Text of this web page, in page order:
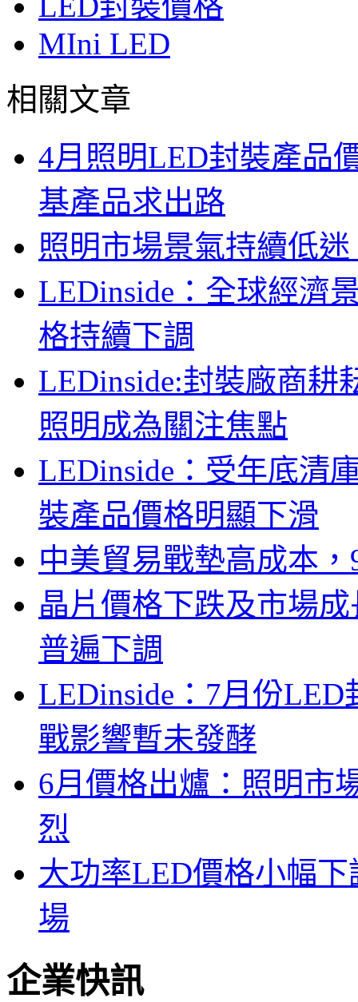
MIni LED
相關文章
4月照明LED封裝產品
基產品求出路
照明市場景氣持續低
LEDinside：全球經濟
格持續下調
LEDinside:封裝廠商耕
照明成為關注焦點
LEDinside：受年底清
裝產品價格明顯下滑
中美貿易戰墊高成本
晶片價格下跌及市場
普遍下調
LEDinside：7月份
戰影響暫未發酵
6月價格出爐：照明市
烈
大功率LED價格小幅
場
企業快訊